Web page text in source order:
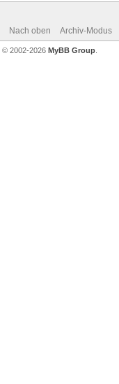
Nach oben Archiv-Modus
, © 2002-2026 MyBB Group